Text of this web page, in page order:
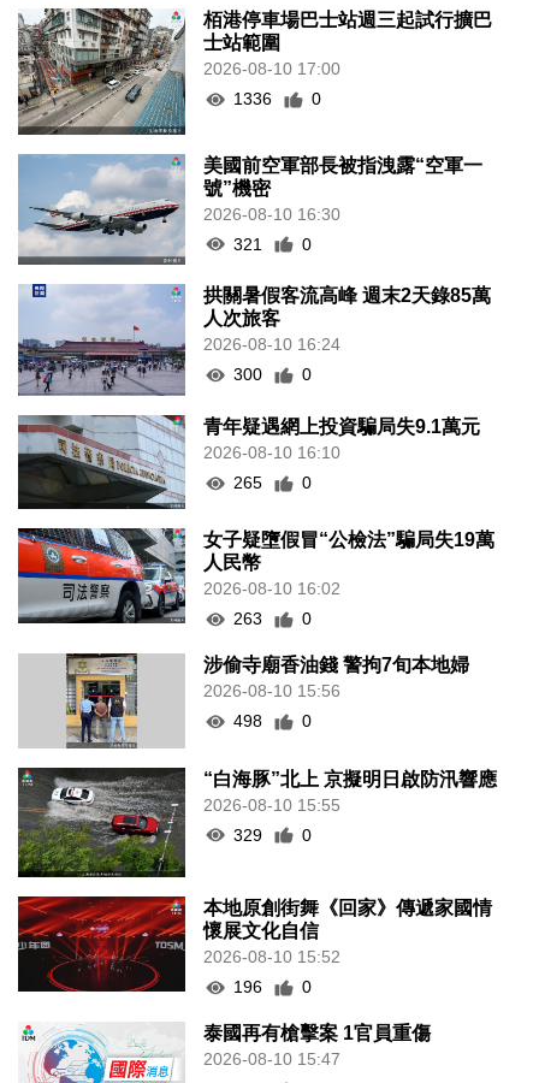
栢港停車場巴士站週三起試行擴巴
士站範圍
2026-08-10 17:00
1336
0
美國前空軍部長被指洩露“空軍一
號”機密
2026-08-10 16:30
321
0
拱關暑假客流高峰 週末2天錄85萬
人次旅客
2026-08-10 16:24
300
0
青年疑遇網上投資騙局失9.1萬元
2026-08-10 16:10
265
0
女子疑墮假冒“公檢法”騙局失19萬
人民幣
2026-08-10 16:02
263
0
涉偷寺廟香油錢 警拘7旬本地婦
2026-08-10 15:56
498
0
“白海豚”北上 京擬明日啟防汛響應
2026-08-10 15:55
329
0
本地原創街舞《回家》傳遞家國情
懷展文化自信
2026-08-10 15:52
196
0
泰國再有槍擊案 1官員重傷
2026-08-10 15:47